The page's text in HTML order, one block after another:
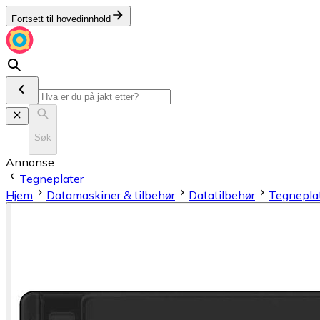
Fortsett til hovedinnhold
Søk
Annonse
Tegneplater
Hjem
Datamaskiner & tilbehør Datatilbehør